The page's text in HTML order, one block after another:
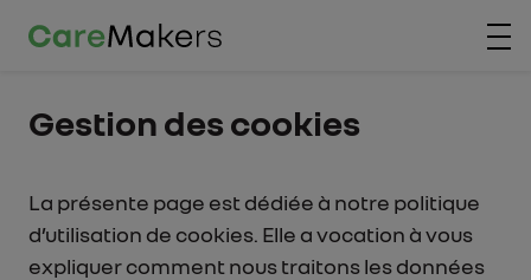
Gestion des cookies
La présente page est dédiée à notre politique
d’utilisation de cookies. Elle a vocation à vous
expliquer comment nous traitons les données